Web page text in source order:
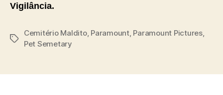
Vigilância.
Tags
Cemitério Maldito, Paramount, Paramount Pictures,
Pet Semetary